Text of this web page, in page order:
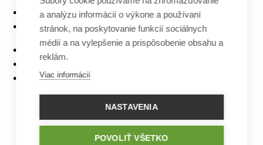
5 izbové bungalovy
Bungalovy s rovnou strechou
Bungalovy s garážou
Bungalovy s terasou
Bungalovy v tvare L
a analýzu informácií o výkone a používaní
stránok, na poskytovanie funkcií sociálnych
médií a na vylepšenie a prispôsobenie obsahu a
reklám.
Viac informácií
NASTAVENIA
POVOLIŤ VŠETKO